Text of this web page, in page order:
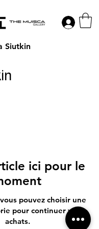
Log in
Siutkin
ici pour le
pouvez choisir une
pour continuer vos
achats.